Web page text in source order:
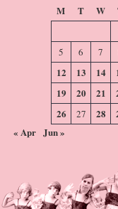
M T W
5
6 7
12 13 14
19
20 21
26
27 28
« Apr Jun »